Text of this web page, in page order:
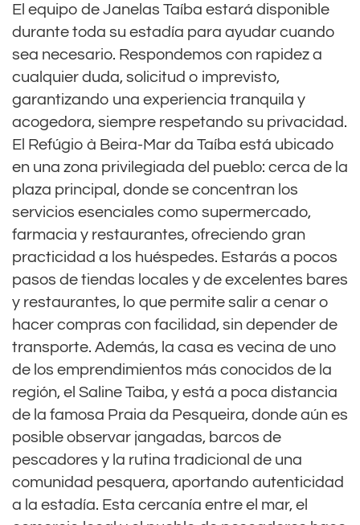
El equipo de Janelas Taíba estará disponible
durante toda su estadía para ayudar cuando
sea necesario. Respondemos con rapidez a
cualquier duda, solicitud o imprevisto,
garantizando una experiencia tranquila y
acogedora, siempre respetando su privacidad.
El Refúgio à Beira-Mar da Taíba está ubicado
en una zona privilegiada del pueblo: cerca de la
plaza principal, donde se concentran los
servicios esenciales como supermercado,
farmacia y restaurantes, ofreciendo gran
practicidad a los huéspedes. Estarás a pocos
pasos de tiendas locales y de excelentes bares
y restaurantes, lo que permite salir a cenar o
hacer compras con facilidad, sin depender de
transporte. Además, la casa es vecina de uno
de los emprendimientos más conocidos de la
región, el Saline Taiba, y está a poca distancia
de la famosa Praia da Pesqueira, donde aún es
posible observar jangadas, barcos de
pescadores y la rutina tradicional de una
comunidad pesquera, aportando autenticidad
a la estadía. Esta cercanía entre el mar, el